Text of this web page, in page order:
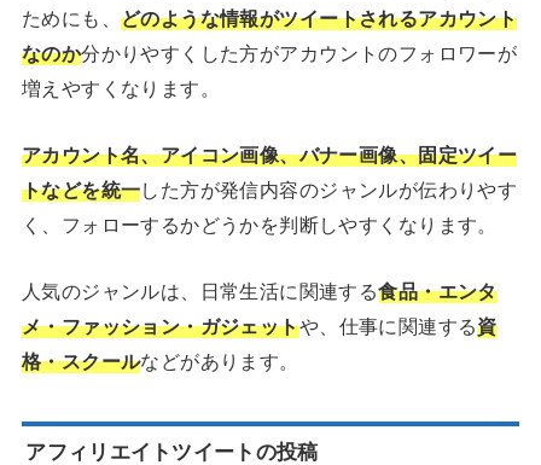
ためにも、 どのような情報がツイートされるアカウント
なのか分かりやすくした方がアカウントのフォロワーが
増えやすくなります。
アカウント名、アイコン画像、バナー画像、固定ツイー
トなどを統一した方が発信内容のジャンルが伝わりやす
く、フォローするかどうかを判断しやすくなります。
人気のジャンルは、日常生活に関連する食品・エンタ
メ・ファッション・ガジェットや、仕事に関連する資
格・スクールなどがあります。
アフィリエイトツイートの投稿